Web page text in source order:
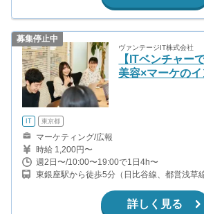
募集停止中
ヴァンテージIT株式会社
【ITベンチャー
美容×マーケの
IT 東京都
マーケティング/広報
時給 1,200円〜
週2日〜/10:00〜19:00で1日4h〜
東銀座駅から徒歩5分（日比谷線、都営浅草
ら徒歩13分（山手線、京浜東北線、常磐線、
詳しく見る